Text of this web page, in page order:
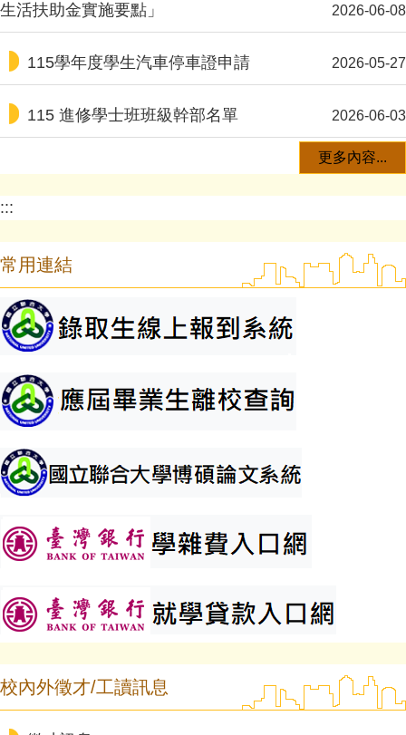
生活扶助金實施要點」
2026-06-08
115學年度學生汽車停車證申請 2026-05-27
115 進修學士班班級幹部名單 2026-06-03
更多內容...
:::
常用連結
校內外徵才/工讀訊息